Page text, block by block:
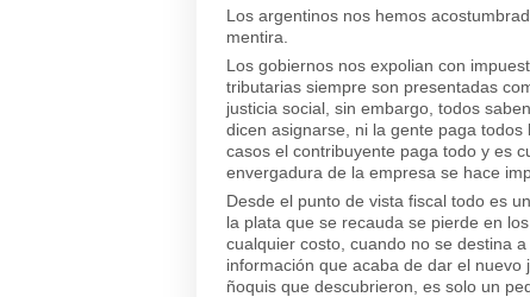
Los argentinos nos hemos
mentira.
Los gobiernos nos expolian con
tributarias siempre son presentadas
justicia social, sin embargo, todos
dicen asignarse, ni la gente paga
casos el contribuyente paga todo y es
envergadura de la empresa se hace
Desde el punto de vista fiscal todo es
la plata que se recauda se pierde en
cualquier costo, cuando no se destina
información que acaba de dar el
ñoquis que descubrieron, es solo un